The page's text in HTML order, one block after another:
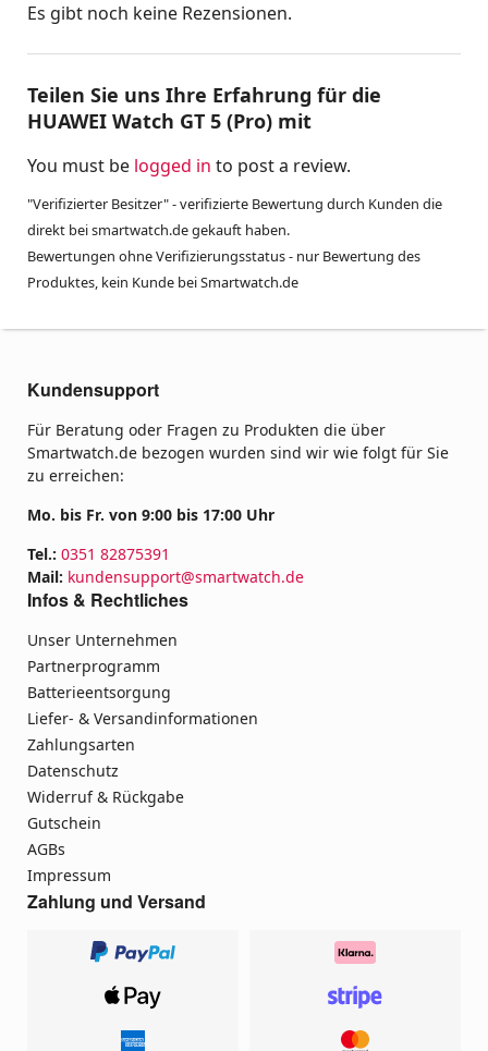
Es gibt noch keine Rezensionen.
Teilen Sie uns Ihre Erfahrung für die
HUAWEI Watch GT 5 (Pro) mit
You must be logged in to post a review.
"Verifizierter Besitzer" - verifizierte Bewertung durch Kunden die
direkt bei smartwatch.de gekauft haben.
Bewertungen ohne Verifizierungsstatus - nur Bewertung des
Produktes, kein Kunde bei Smartwatch.de
Kundensupport
Für Beratung oder Fragen zu Produkten die über
Smartwatch.de bezogen wurden sind wir wie folgt für Sie
zu erreichen:
Mo. bis Fr. von 9:00 bis 17:00 Uhr
Tel.: 0351 82875391
Mail: kundensupport@smartwatch.de
Infos & Rechtliches
Unser Unternehmen
Partnerprogramm
Batterieentsorgung
Liefer- & Versandinformationen
Zahlungsarten
Datenschutz
Widerruf & Rückgabe
Gutschein
AGBs
Impressum
Zahlung und Versand